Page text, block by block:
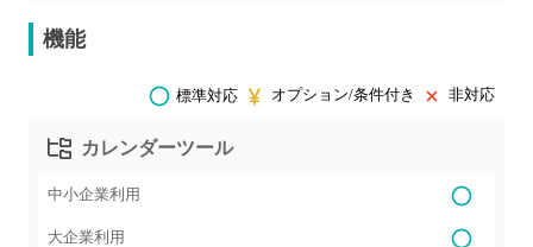
機能
標準対応 オプション/条件付き 非対応
カレンダーツール
中小企業利用
大企業利用